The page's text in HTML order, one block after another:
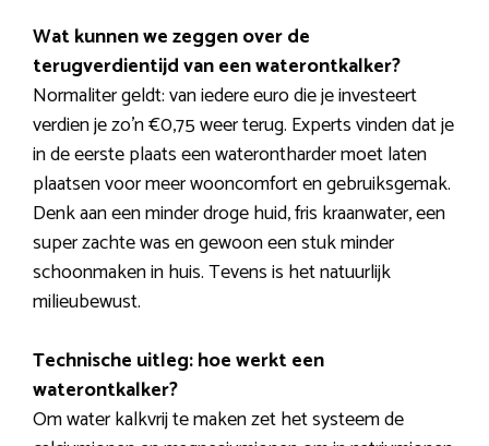
Wat kunnen we zeggen over de
terugverdientijd van een waterontkalker?
Normaliter geldt: van iedere euro die je investeert
verdien je zo’n €0,75 weer terug. Experts vinden dat je
in de eerste plaats een waterontharder moet laten
plaatsen voor meer wooncomfort en gebruiksgemak.
Denk aan een minder droge huid, fris kraanwater, een
super zachte was en gewoon een stuk minder
schoonmaken in huis. Tevens is het natuurlijk
milieubewust.
Technische uitleg: hoe werkt een
waterontkalker?
Om water kalkvrij te maken zet het systeem de